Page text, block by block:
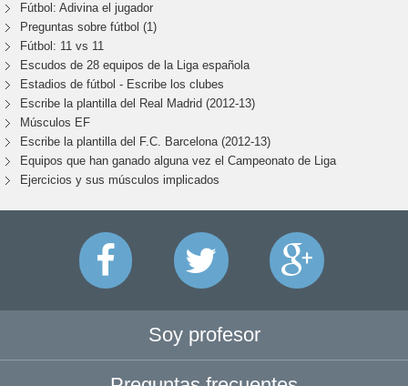
Fútbol: Adivina el jugador
Preguntas sobre fútbol (1)
Fútbol: 11 vs 11
Escudos de 28 equipos de la Liga española
Estadios de fútbol - Escribe los clubes
Escribe la plantilla del Real Madrid (2012-13)
Músculos EF
Escribe la plantilla del F.C. Barcelona (2012-13)
Equipos que han ganado alguna vez el Campeonato de Liga
Ejercicios y sus músculos implicados
Soy profesor